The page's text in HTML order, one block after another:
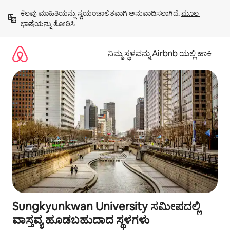
ಹೋಗಿ
ಕೆಲವು ಮಾಹಿತಿಯನ್ನು ಸ್ವಯಂಚಾಲಿತವಾಗಿ ಅನುವಾದಿಸಲಾಗಿದೆ. ಮೂಲ
ಭಾಷೆಯನ್ನು ತೋರಿಸಿ
ನಿಮ್ಮ ಸ್ಥಳವನ್ನು Airbnb ಯಲ್ಲಿ ಹಾಕಿ
Sungkyunkwan University ಸಮೀಪದಲ್ಲಿ
ವಾಸ್ತವ್ಯ ಹೂಡಬಹುದಾದ ಸ್ಥಳಗಳು